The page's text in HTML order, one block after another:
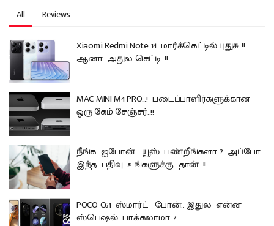
All Reviews
Xiaomi Redmi Note 14 மார்க்கெட்டில் புதுசு..!!
ஆனா அதுல கெட்டி…!!
MAC MINI M4 PRO…! படைப்பாளிர்களுக்கான
ஒரு கேம் சேஞ்சர்..!!
நீங்க ஐபோன் யூஸ் பண்றீங்களா..? அப்போ
இந்த பதிவு உங்களுக்கு தான்…!!
POCO C61 ஸ்மார்ட் போன்.. இதுல என்ன
ஸ்பெஷல் பாக்கலாமா…?